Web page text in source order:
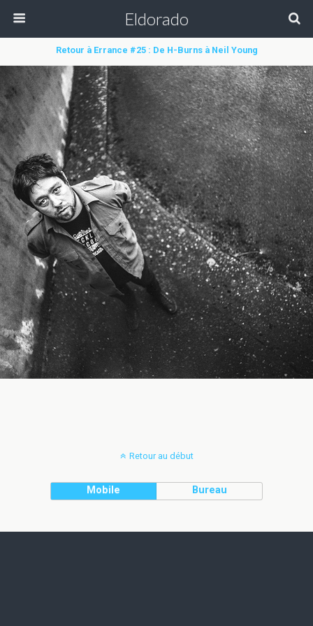
Eldorado
Retour à Errance #25 : De H-Burns à Neil Young
Retour au début
Mobile Bureau